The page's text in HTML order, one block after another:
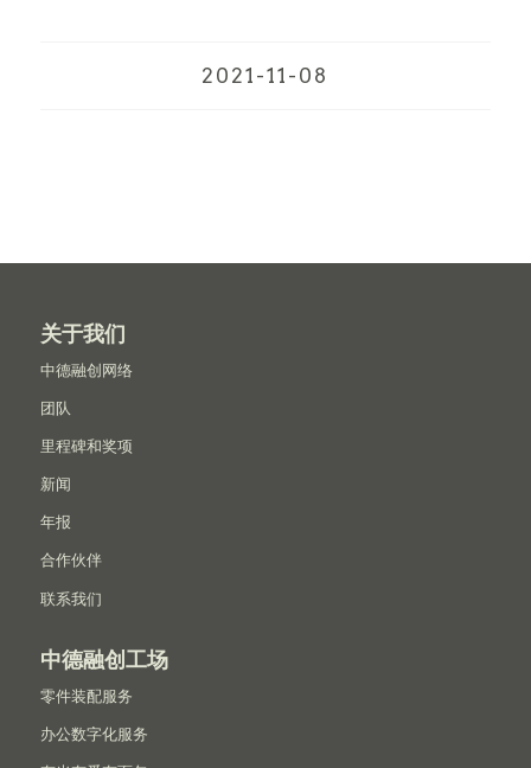
2021-11-08
关于我们
中德融创网络
团队
里程碑和奖项
新闻
年报
合作伙伴
联系我们
中德融创工场
零件装配服务
办公数字化服务